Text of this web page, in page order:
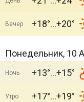
Вечер +18° +20°
Понедельник, 10
Ночь +13° +15°
Утро +17° +19°